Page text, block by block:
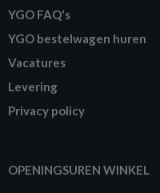
YGO FAQ's
YGO bestelwagen huren
Vacatures
Levering
Privacy policy
OPENINGSUREN WINKEL